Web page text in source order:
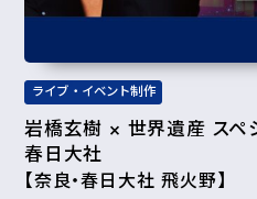
ライブ・イベント制作
岩橋玄樹 × 世界遺産 スペ
春日大社
【奈良・春日大社 飛火野】